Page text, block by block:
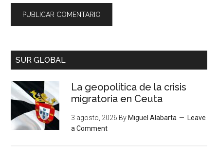
SUR GLOBAL
La geopolítica de la crisis
migratoria en Ceuta
3 agosto, 2026 By Miguel Alabarta
Leave
a Comment